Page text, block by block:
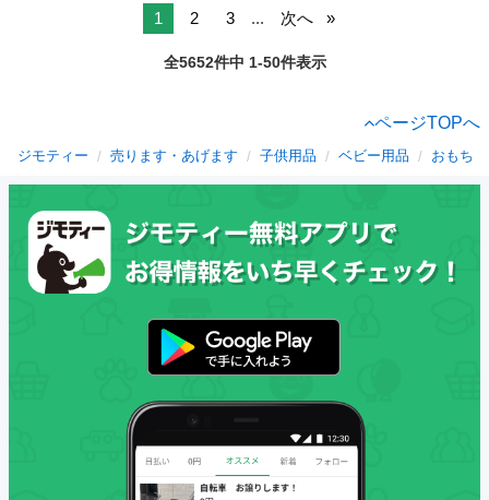
1 2 3 ... 次へ
全5652件中 1-50件表示
ページTOPへ
ジモティー 売ります・あげます 子供用品 ベビー用品 おもちゃ